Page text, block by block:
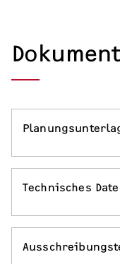
Technisches